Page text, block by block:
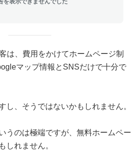
は、費用をかけてホームページ制
マップ情報とSNSだけで十分で
し、そうではないかもしれません。
うのは極端ですが、無料ホームペー
しれません。